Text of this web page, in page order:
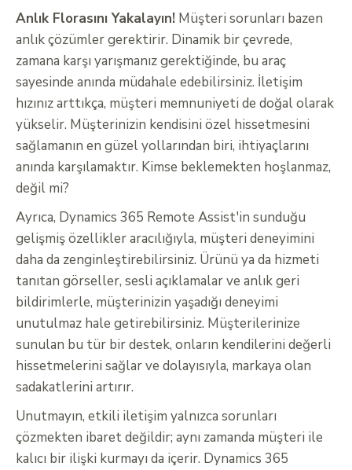
Anlık Florasını Yakalayın! Müşteri sorunları bazen
anlık çözümler gerektirir. Dinamik bir çevrede,
zamana karşı yarışmanız gerektiğinde, bu araç
sayesinde anında müdahale edebilirsiniz. İletişim
hızınız arttıkça, müşteri memnuniyeti de doğal olarak
yükselir. Müşterinizin kendisini özel hissetmesini
sağlamanın en güzel yollarından biri, ihtiyaçlarını
anında karşılamaktır. Kimse beklemekten hoşlanmaz,
değil mi?
Ayrıca, Dynamics 365 Remote Assist'in sunduğu
gelişmiş özellikler aracılığıyla, müşteri deneyimini
daha da zenginleştirebilirsiniz. Ürünü ya da hizmeti
tanıtan görseller, sesli açıklamalar ve anlık geri
bildirimlerle, müşterinizin yaşadığı deneyimi
unutulmaz hale getirebilirsiniz. Müşterilerinize
sunulan bu tür bir destek, onların kendilerini değerli
hissetmelerini sağlar ve dolayısıyla, markaya olan
sadakatlerini artırır.
Unutmayın, etkili iletişim yalnızca sorunları
çözmekten ibaret değildir; aynı zamanda müşteri ile
kalıcı bir ilişki kurmayı da içerir. Dynamics 365